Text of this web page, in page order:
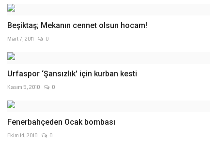
Beşiktaş; Mekanın cennet olsun hocam!
Mart 7, 2011 0
Urfaspor ‘Şansızlık' için kurban kesti
Kasım 5, 2010 0
Fenerbahçeden Ocak bombası
Ekim 14, 2010 0